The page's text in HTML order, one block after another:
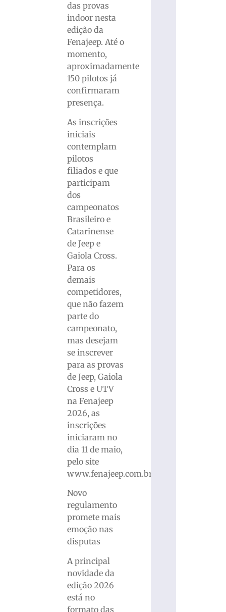
das provas
indoor nesta
edição da
Fenajeep. Até o
momento,
aproximadamente
150 pilotos já
confirmaram
presença.
As inscrições
iniciais
contemplam
pilotos
filiados e que
participam
dos
campeonatos
Brasileiro e
Catarinense
de Jeep e
Gaiola Cross.
Para os
demais
competidores,
que não fazem
parte do
campeonato,
mas desejam
se inscrever
para as provas
de Jeep, Gaiola
Cross e UTV
na Fenajeep
2026, as
inscrições
iniciaram no
dia 11 de maio,
pelo site
www.fenajeep.com.br.
Novo
regulamento
promete mais
emoção nas
disputas
A principal
novidade da
edição 2026
está no
formato das